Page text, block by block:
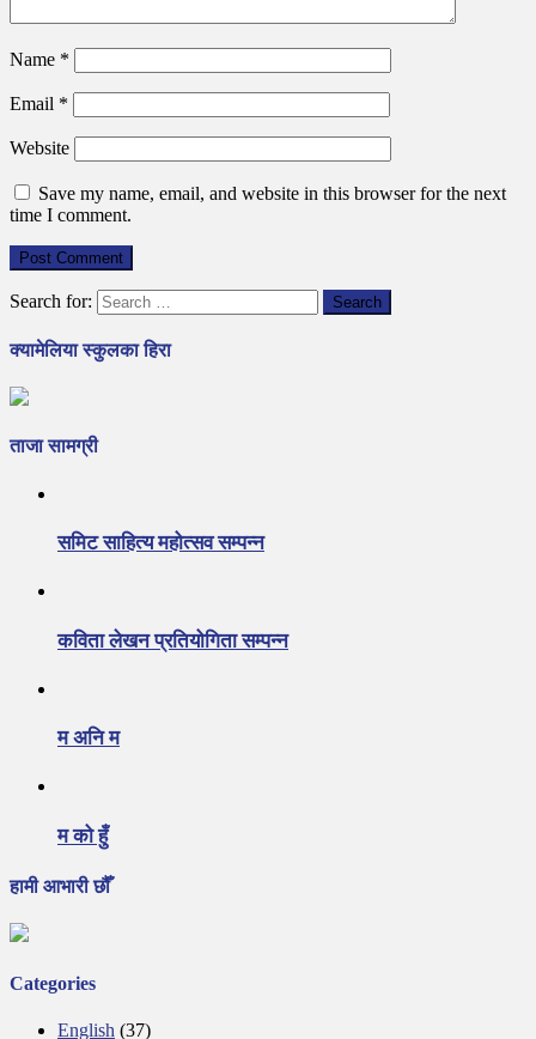
Name *
Email *
Website
Save my name, email, and website in this browser for the next
time I comment.
Search for:
क्यामेलिया स्कुलका हिरा
ताजा सामग्री
समिट साहित्य महोत्सव सम्पन्न
कविता लेखन प्रतियोगिता सम्पन्न
म अनि म
म को हुँ
हामी आभारी छौँ
Categories
English (37)